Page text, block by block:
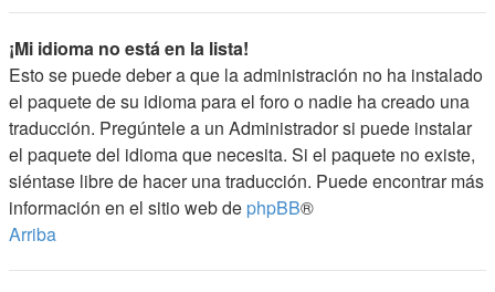
¡Mi idioma no está en la lista!
Esto se puede deber a que la administración no ha instalado
el paquete de su idioma para el foro o nadie ha creado una
traducción. Pregúntele a un Administrador si puede instalar
el paquete del idioma que necesita. Si el paquete no existe,
siéntase libre de hacer una traducción. Puede encontrar más
información en el sitio web de phpBB®
Arriba